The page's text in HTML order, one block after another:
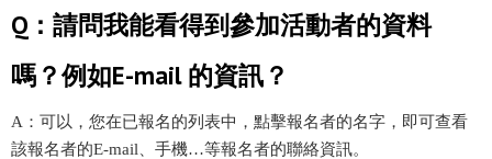
Q：請問我能看得到參加活動者的資料
嗎？例如E-mail 的資訊？
A：可以，您在已報名的列表中，點擊報名者的名字，即可查看
該報名者的E-mail、手機…等報名者的聯絡資訊。